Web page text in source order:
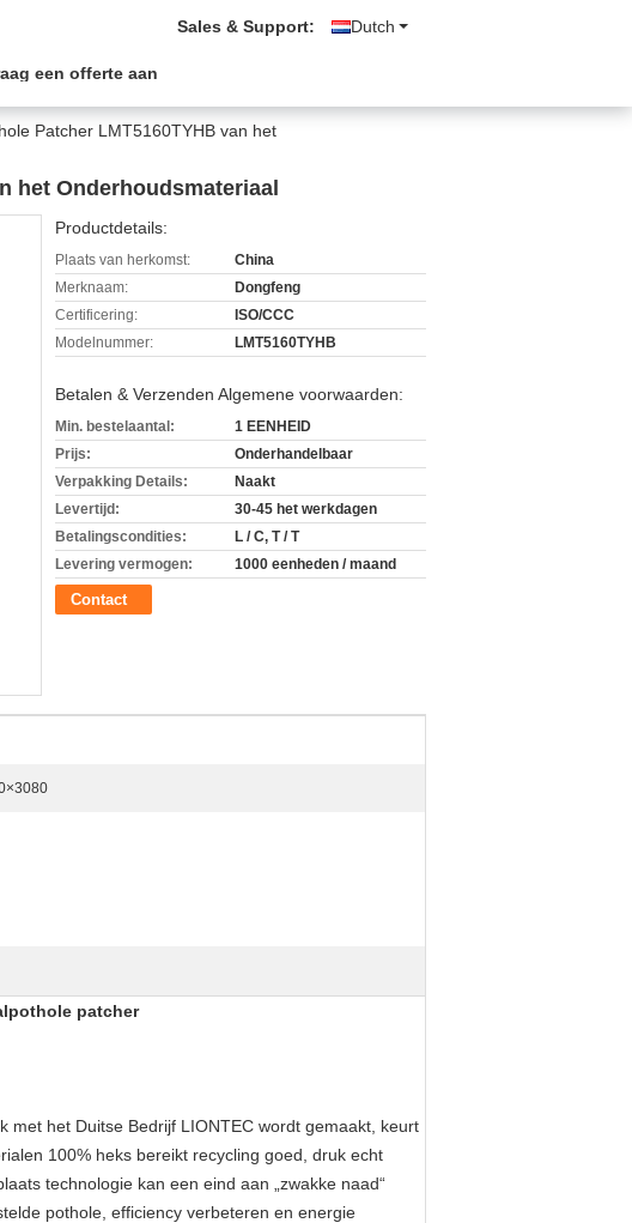
Dutch
Sales & Support:
een offerte aan
Patcher LMT5160TYHB van het
het Onderhoudsmateriaal
Productdetails:
Plaats van herkomst:
China
Merknaam:
Dongfeng
Certificering:
ISO/CCC
Modelnummer:
LMT5160TYHB
Betalen & Verzenden Algemene voorwaarden:
Min. bestelaantal:
1 EENHEID
Prijs:
Onderhandelbaar
Verpakking Details:
Naakt
Levertijd:
30-45 het werkdagen
Betalingscondities:
L / C, T / T
Levering vermogen:
1000 eenheden / maand
Contact
patcher
met het Duitse Bedrijf LIONTEC wordt gemaakt, keurt
100% heks bereikt recycling goed, druk echt
technologie kan een eind aan „zwakke naad“
pothole, efficiency verbeteren en energie